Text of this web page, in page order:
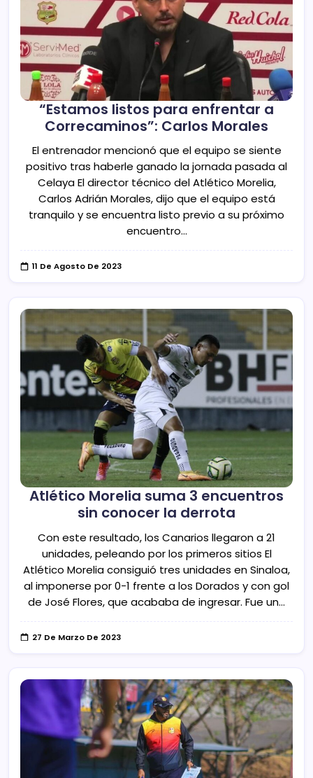
“Estamos listos para enfrentar a
Correcaminos”: Carlos Morales
El entrenador mencionó que el equipo se siente
positivo tras haberle ganado la jornada pasada al
Celaya El director técnico del Atlético Morelia,
Carlos Adrián Morales, dijo que el equipo está
tranquilo y se encuentra listo previo a su próximo
encuentro…
11 De Agosto De 2023
Atlético Morelia suma 3 encuentros
sin conocer la derrota
Con este resultado, los Canarios llegaron a 21
unidades, peleando por los primeros sitios El
Atlético Morelia consiguió tres unidades en Sinaloa,
al imponerse por 0-1 frente a los Dorados y con gol
de José Flores, que acababa de ingresar. Fue un…
27 De Marzo De 2023